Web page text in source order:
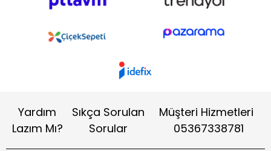
Yardım
Lazım Mı?
Sıkça Sorulan
Sorular
Müşteri Hizmetleri
05367338781